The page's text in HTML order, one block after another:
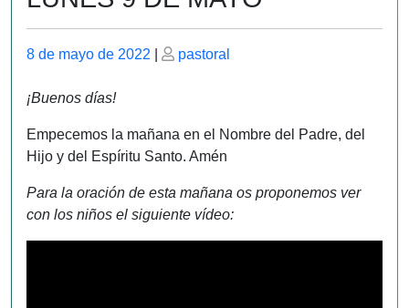
Publicado
8 de mayo de 2022
Publicado
pastoral
¡Buenos días!
Empecemos la mañana en el Nombre del Padre, del
Hijo y del Espíritu Santo. Amén
Para la oración de esta mañana os proponemos ver
con los niños el siguiente vídeo: